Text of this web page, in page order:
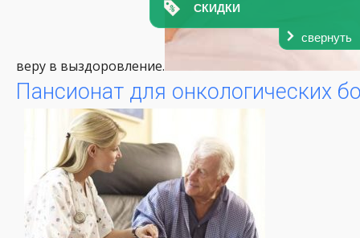
СКИДКИ
свернуть
веру в выздоровление.
Пансионат для онкологических